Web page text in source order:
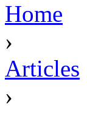
Home
›
Articles
›